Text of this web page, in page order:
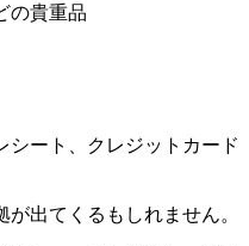
の貴重品
シート、クレジットカード
出てくるもしれません。